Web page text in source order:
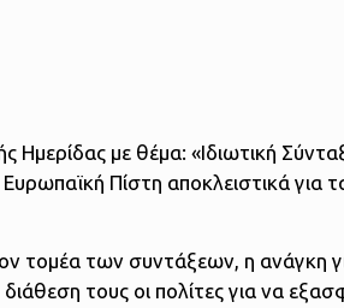
Ημερίδας με θέμα: «Ιδιωτική
Πίστη αποκλειστικά για
τομέα των συντάξεων, η ανάγκη
τους οι πολίτες για να